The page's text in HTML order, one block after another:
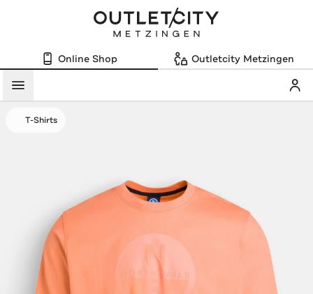
Online Shop Outletcity Metzingen
Menü
T-Shirts